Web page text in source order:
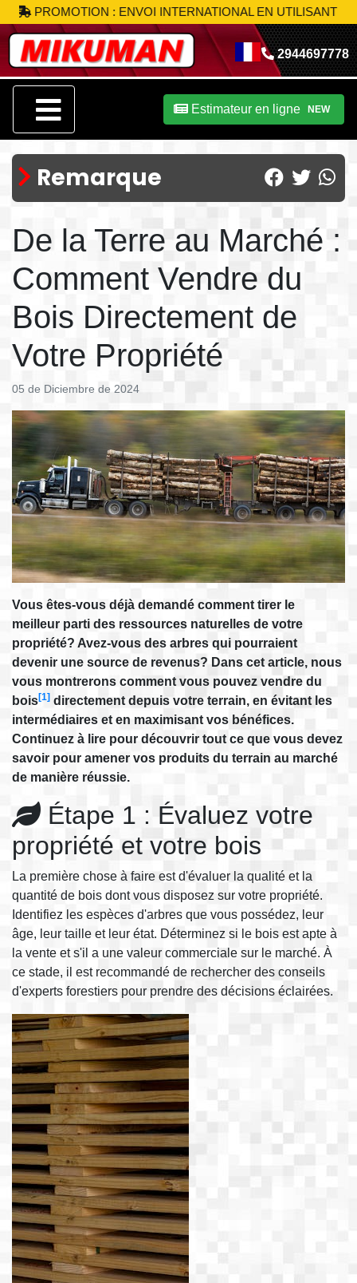
PROMOTION : ENVOI INTERNATIONAL EN UTILISANT LE
2944697778
Estimateur en ligne NEW
Remarque
De la Terre au Marché :
Comment Vendre du
Bois Directement de
Votre Propriété
05 de Diciembre de 2024
Vous êtes-vous déjà demandé comment tirer le
meilleur parti des ressources naturelles de votre
propriété? Avez-vous des arbres qui pourraient
devenir une source de revenus? Dans cet article, nous
vous montrerons comment vous pouvez vendre du
bois[1] directement depuis votre terrain, en évitant les
intermédiaires et en maximisant vos bénéfices.
Continuez à lire pour découvrir tout ce que vous devez
savoir pour amener vos produits du terrain au marché
de manière réussie.
Étape 1 : Évaluez votre
propriété et votre bois
La première chose à faire est d'évaluer la qualité et la
quantité de bois dont vous disposez sur votre propriété.
Identifiez les espèces d'arbres que vous possédez, leur
âge, leur taille et leur état. Déterminez si le bois est apte à
la vente et s'il a une valeur commerciale sur le marché. À
ce stade, il est recommandé de rechercher des conseils
d'experts forestiers pour prendre des décisions éclairées.